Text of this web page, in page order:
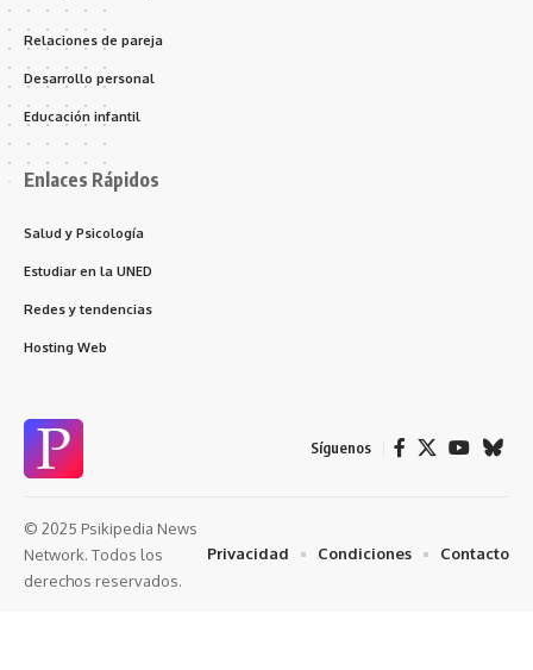
Relaciones de pareja
Desarrollo personal
Educación infantil
Enlaces Rápidos
Salud y Psicología
Estudiar en la UNED
Redes y tendencias
Hosting Web
Síguenos
© 2025 Psikipedia News
Network. Todos los
derechos reservados.
Privacidad Condiciones Contacto